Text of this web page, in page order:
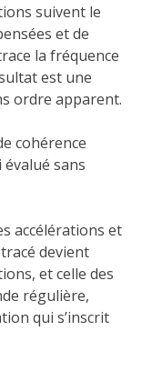
suivent le
et de
la fréquence
est une
ordre apparent.
cohérence
sans
accélérations et
devient
et celle des
régulière,
qui s’inscrit